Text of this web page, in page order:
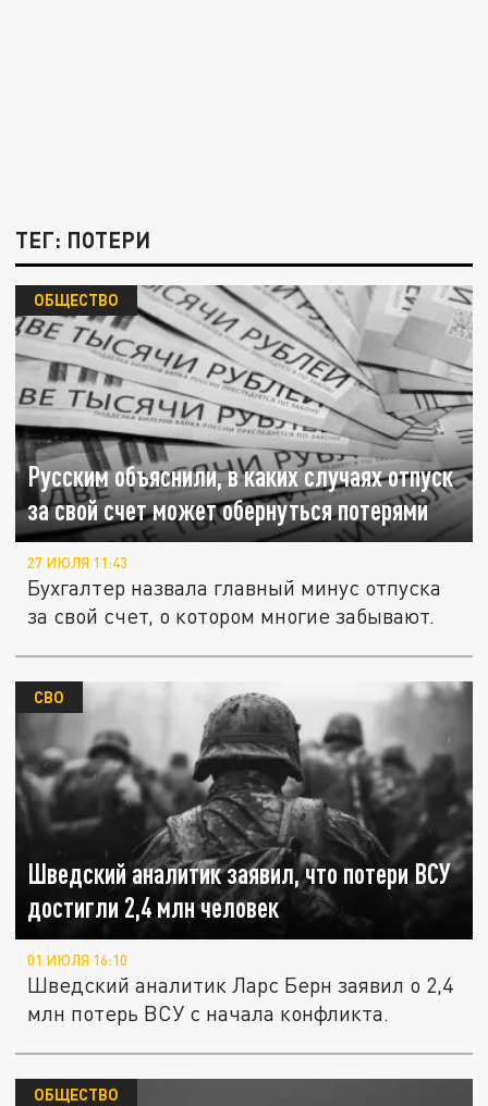
ТЕГ: ПОТЕРИ
Русским объяснили, в каких случаях отпуск
за свой счет может обернуться потерями
ОБЩЕСТВО
27 ИЮЛЯ 11:43
Бухгалтер назвала главный минус отпуска
за свой счет, о котором многие забывают.
Шведский аналитик заявил, что потери ВСУ
достигли 2,4 млн человек
СВО
01 ИЮЛЯ 16:10
Шведский аналитик Ларс Берн заявил о 2,4
млн потерь ВСУ с начала конфликта.
ОБЩЕСТВО